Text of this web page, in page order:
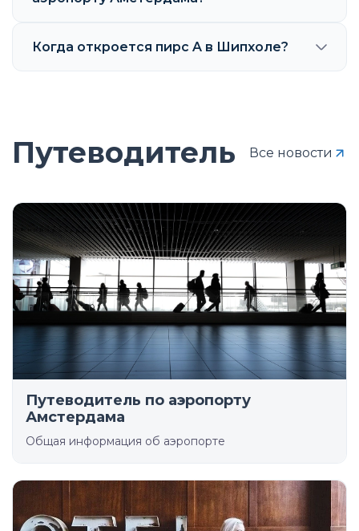
Когда откроется пирс A в Шипхоле?
Путеводитель Все новости
Путеводитель по аэропорту
Амстердама
Общая информация об аэропорте